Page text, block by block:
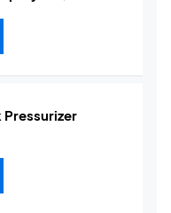
Pressurizer